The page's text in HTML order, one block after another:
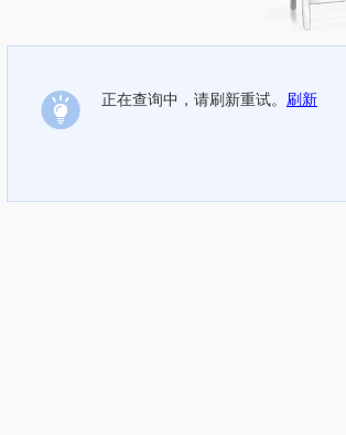
正在查询中，请刷新重试。 刷新